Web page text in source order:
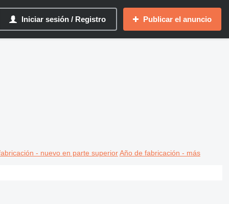
Iniciar sesión / Registro Publicar el anuncio
- nuevo en parte superior Año de fabricación - más